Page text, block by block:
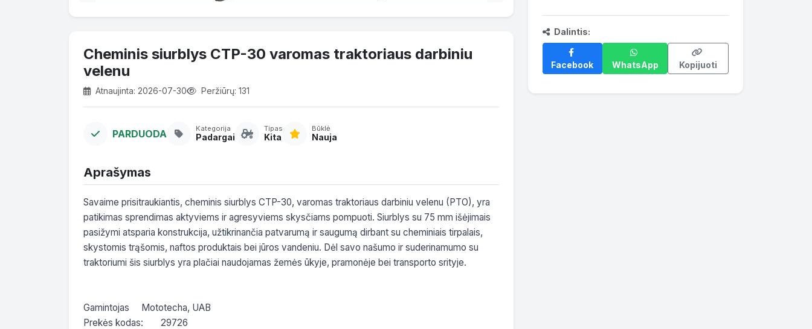
Cheminis siurblys CTP-30 varomas traktoriaus darbiniu
velenu
Atnaujinta: 2026-07-30 Peržiūrų: 131
PARDUODA Kategorija
Padargai
Tipas
Kita
Būklė
Nauja
Aprašymas
Savaime prisitraukiantis, cheminis siurblys CTP-30, varomas traktoriaus darbiniu velenu (PTO), yra
patikimas sprendimas aktyviems ir agresyviems skysčiams pompuoti. Siurblys su 75 mm išėjimais
pasižymi atsparia konstrukcija, užtikrinančia patvarumą ir saugumą dirbant su cheminiais tirpalais,
skystomis trąšomis, naftos produktais bei jūros vandeniu. Dėl savo našumo ir suderinamumo su
traktoriumi šis siurblys yra plačiai naudojamas žemės ūkyje, pramonėje bei transporto srityje.
Gamintojas	Mototecha, UAB
Prekės kodas:	29726
Dalintis:
Facebook WhatsApp Kopijuoti